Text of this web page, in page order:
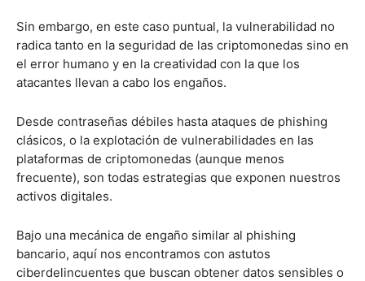
Sin embargo, en este caso puntual, la vulnerabilidad no
radica tanto en la seguridad de las criptomonedas sino en
el error humano y en la creatividad con la que los
atacantes llevan a cabo los engaños.
Desde contraseñas débiles hasta ataques de phishing
clásicos, o la explotación de vulnerabilidades en las
plataformas de criptomonedas (aunque menos
frecuente), son todas estrategias que exponen nuestros
activos digitales.
Bajo una mecánica de engaño similar al phishing
bancario, aquí nos encontramos con astutos
ciberdelincuentes que buscan obtener datos sensibles o